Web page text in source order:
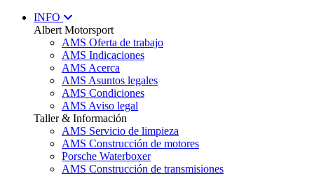
INFO
Albert Motorsport
AMS Oferta de trabajo
AMS Indicaciones
AMS Acerca
AMS Asuntos legales
AMS Condiciones
AMS Aviso legal
Taller & Información
AMS Servicio de limpieza
AMS Construcción de motores
Porsche Waterboxer
AMS Construcción de transmisiones